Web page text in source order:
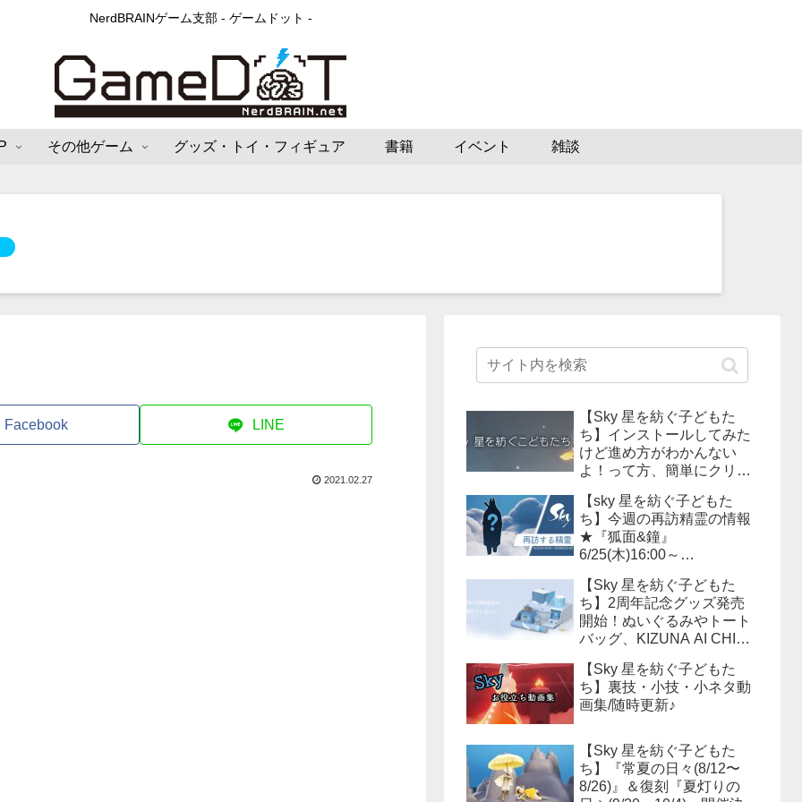
NerdBRAINゲーム支部 - ゲームドット -
その他ゲーム グッズ・トイ・フィギュア 書籍 イベント 雑談
Facebook LINE
2021.02.27
【Sky 星を紡ぐ子どもた
ち】インストールしてみた
けど進め方がわかんない
よ！って方、簡単にクリア
【sky 星を紡ぐ子どもた
ち】今週の再訪精霊の情報
★『狐面&鐘』
6/25(木)16:00～
キャンドル数は？？
【Sky 星を紡ぐ子どもた
ち】2周年記念グッズ発売
開始！ぬいぐるみやトート
バッグ、KIZUNA AI CHINA
れます！
【Sky 星を紡ぐ子どもた
ち】裏技・小技・小ネタ動
画集/随時更新♪
【Sky 星を紡ぐ子どもた
ち】『常夏の日々(8/12〜
8/26)』＆復刻『夏灯りの